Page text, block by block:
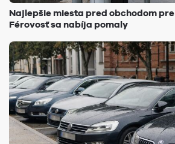
Najlepšie miesta pred obchodom
Férovosť sa nabíja pomaly